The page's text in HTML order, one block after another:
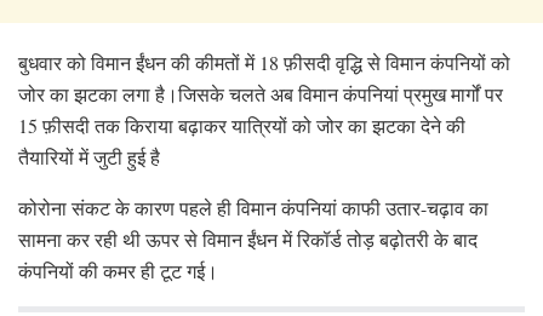
बुधवार को विमान ईंधन की कीमतों में 18 फ़ीसदी वृद्धि से विमान कंपनियों को
जोर का झटका लगा है।जिसके चलते अब विमान कंपनियां प्रमुख मार्गों पर
15 फ़ीसदी तक किराया बढ़ाकर यात्रियों को जोर का झटका देने की
तैयारियों में जुटी हुई है
कोरोना संकट के कारण पहले ही विमान कंपनियां काफी उतार-चढ़ाव का
सामना कर रही थी ऊपर से विमान ईंधन में रिकॉर्ड तोड़ बढ़ोतरी के बाद
कंपनियों की कमर ही टूट गई।